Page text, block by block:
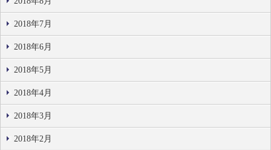
2018年7月
2018年6月
2018年5月
2018年4月
2018年3月
2018年2月